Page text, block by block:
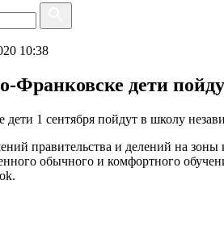
10:38
дети
1 сентября пойдут в школу
правительства и делений на
обычного и комфортного